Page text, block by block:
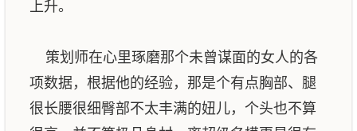
上升。
策划师在心里琢磨那个未曾谋面的女人的各
项数据，根据他的经验，那是个有点胸部、腿
很长腰很细臀部不太丰满的妞儿，个头也不算